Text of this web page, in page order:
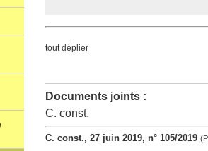
tout déplier
Documents joints :
C. const.
C. const., 27 juin 2019, n° 105/2019